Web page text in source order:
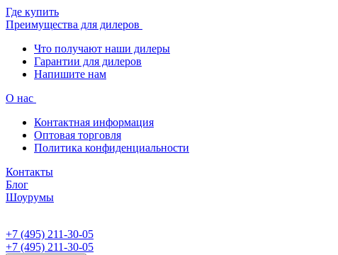
Где купить
Преимущества для дилеров
Что получают наши дилеры
Гарантии для дилеров
Напишите нам
О нас
Контактная информация
Оптовая торговля
Политика конфиденциальности
Контакты
Блог
Шоурумы
+7 (495) 211-30-05
+7 (495) 211-30-05